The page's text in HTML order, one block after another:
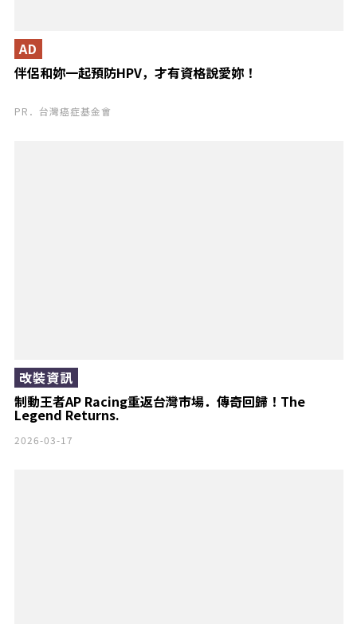
伴侶和妳一起預防HPV，才有資格說愛妳！
AD
PR．台灣癌症基金會
制動王者AP Racing重返台灣市場．傳奇回歸！The
Legend Returns.
改裝資訊
2026-03-17